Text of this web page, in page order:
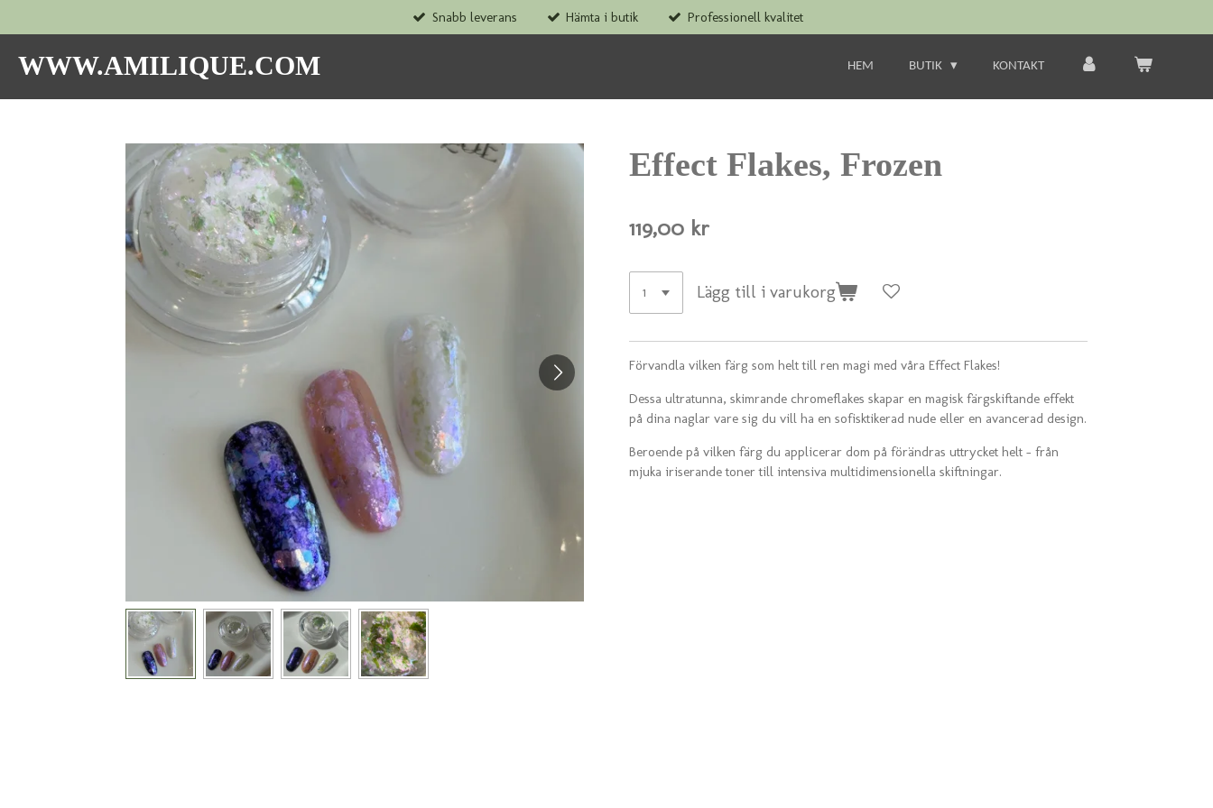
till
huvudinnehållet
Snabb leverans Hämta i butik Professionell kvalitet
WWW.AMILIQUE.COM HEM BUTIK KONTAKT
Effect Flakes, Frozen
119,00 kr
Lägg till i varukorg
Förvandla vilken färg som helt till ren magi med våra Effect Flakes!
Dessa ultratunna, skimrande chromeflakes skapar en magisk färgskiftande effekt
på dina naglar vare sig du vill ha en sofisktikerad nude eller en avancerad design.
Beroende på vilken färg du applicerar dom på förändras uttrycket helt - från
mjuka iriserande toner till intensiva multidimensionella skiftningar.